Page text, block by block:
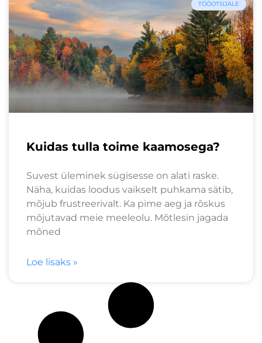
TÖÖOTSIJALE
Kuidas tulla toime kaamosega?
Suvest üleminek sügisesse on alati raske.
Näha, kuidas loodus vaikselt puhkama sätib,
mõjub frustreerivalt. Ka pime aeg ja rõskus
mõjutavad meie meeleolu. Mõtlesin jagada
mõned
Loe lisaks »